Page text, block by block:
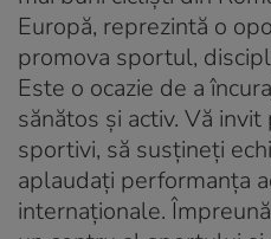
Europă, reprezintă o
promova sportul,
Este o ocazie de a
sănătos și activ. Vă
sportivi, să susțineți
aplaudați performanța
internaționale.